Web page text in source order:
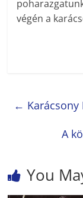
végén a
←
A
You